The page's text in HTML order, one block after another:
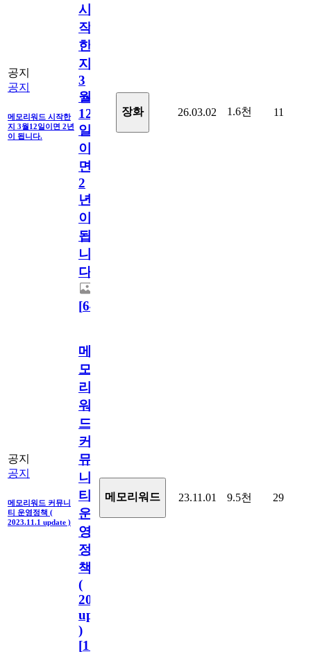
공지
공지
메모리워드 시작한
지 3월12일이면 2년
이 됩니다.
시
작
한
지
3
월
12
일
이
면
2
년
이
됩
니
다.
[64
장화 26.03.02 1.6천 11
공지
공지
메모리워드 커뮤니
티 운영정책 (
2023.11.1 update )
메
모
리
워
드
커
뮤
니
티
운
영
정
책
(
2023.11.1
update
)
[110
메모리워드 23.11.01 9.5천 29